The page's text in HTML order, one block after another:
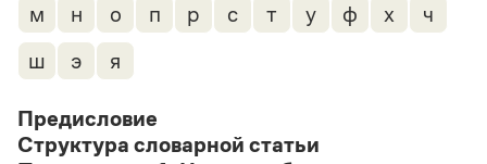
м
н о п р с т у ф х
ч
ш
э я
Предисловие
Структура словарной статьи